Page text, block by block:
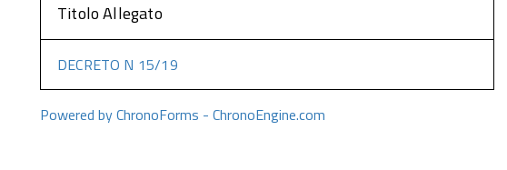
Titolo Allegato
DECRETO N 15/19
Powered by ChronoForms - ChronoEngine.com